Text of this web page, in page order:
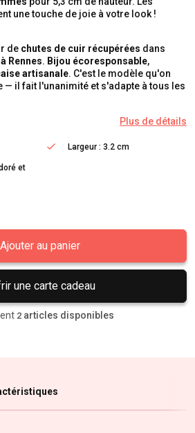
une touche de joie à votre look !
de chutes de cuir récupérées dans
Rennes. Bijou écoresponsable,
artisanale. C'est le modèle qu'on
— il fait l'unanimité et s'adapte à tous les
Plus de détails
Largeur : 3.2 cm
et
Ajouter au panier
une carte cadeau
2 articles disponibles